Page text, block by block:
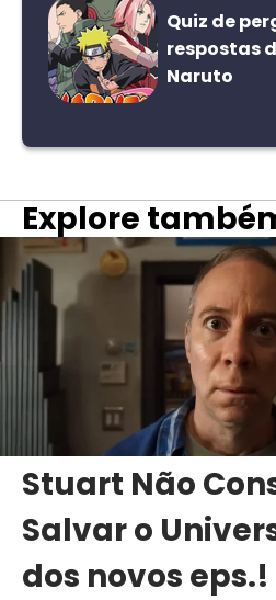
Quiz de
respostas
Naruto
Explore
Stuart Não
Salvar o
dos novos eps.!